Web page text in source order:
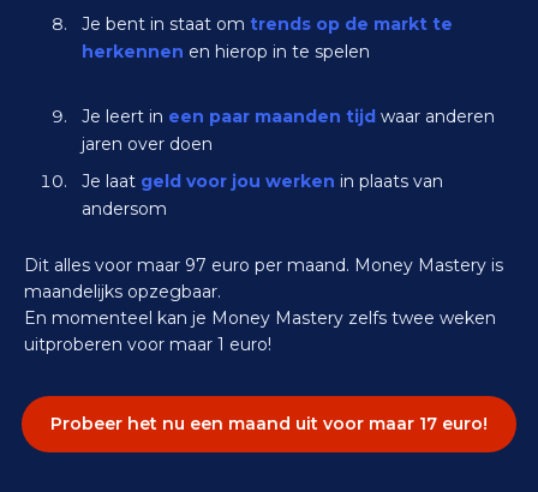
Je bent in staat om trends op de markt te
herkennen en hierop in te spelen
Je leert in een paar maanden tijd waar anderen
jaren over doen
Je laat geld voor jou werken in plaats van
andersom
Dit alles voor maar 97 euro per maand. Money Mastery is
maandelijks opzegbaar.
En momenteel kan je Money Mastery zelfs twee weken
uitproberen voor maar 1 euro!
Probeer het nu een maand uit voor maar 17 euro!